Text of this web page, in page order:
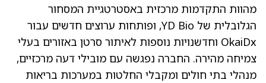
מהוות התקדמות מרכזית באסטרטגיית המסחור
הגלובלית של YD Bio, ופותחות ערוצים חדשים עבור
OkaiDx וחדשנויות נוספות לאיתור סרטן באזורים בעלי
צמיחה מהירה. החברה נפגשה עם מובילי דעה מרכזיים,
מנהלי בתי חולים ומקבלי החלטות במערכות בריאות